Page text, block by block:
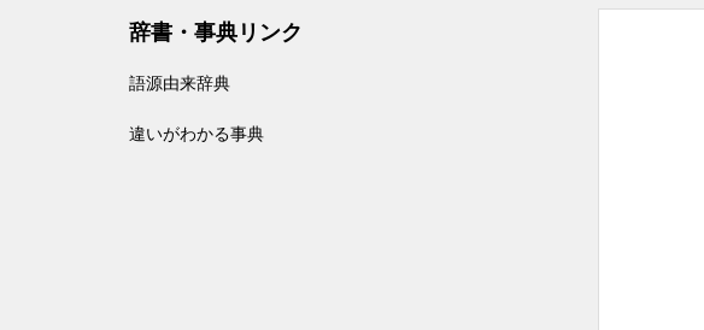
辞書・事典リンク
語源由来辞典
違いがわかる事典